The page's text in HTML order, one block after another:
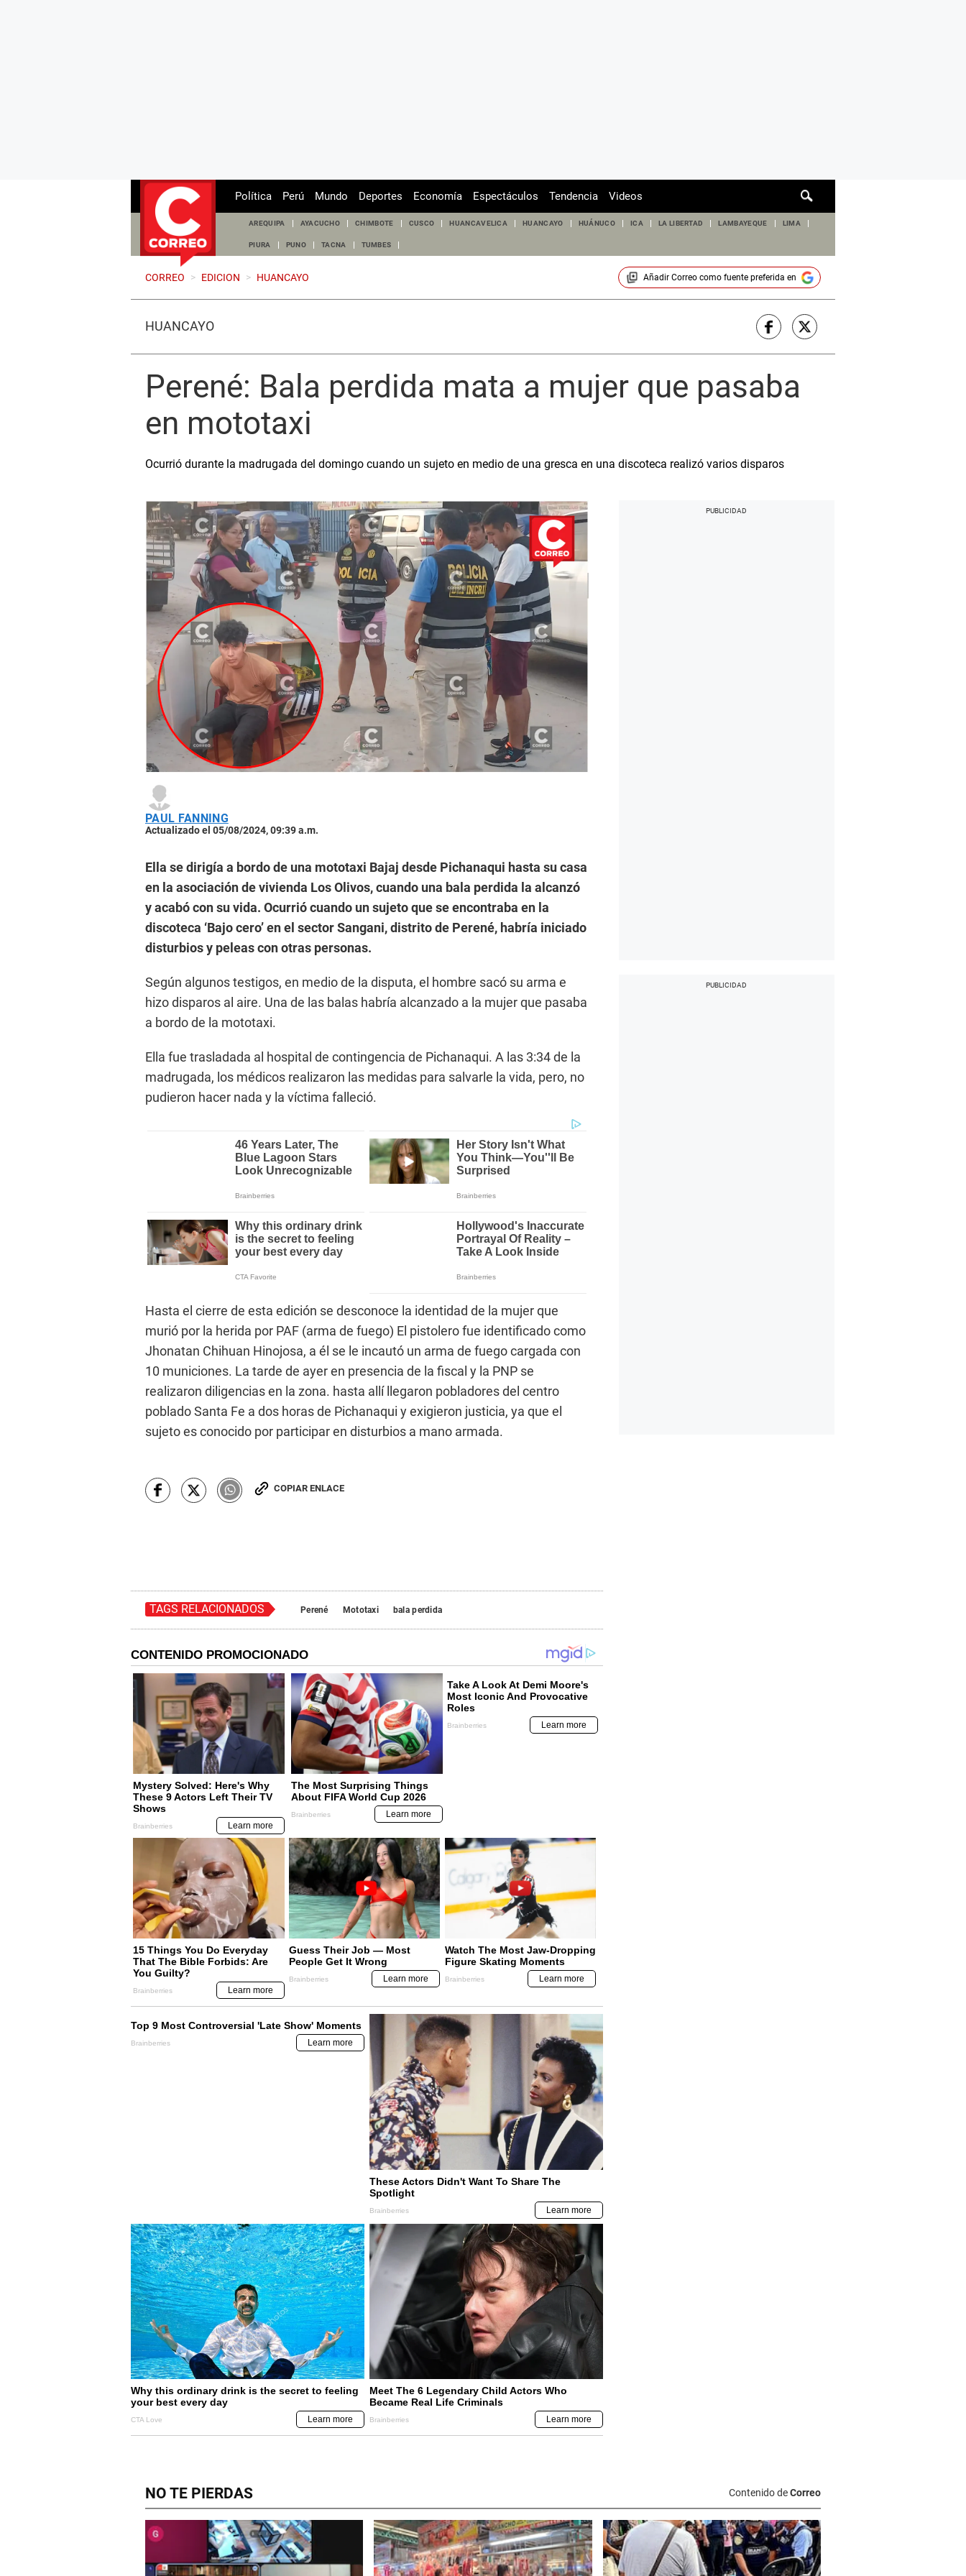
de
Política Perú Mundo Deportes Economía Espectáculos Tendencia Videos
AREQUIPA AYACUCHO CHIMBOTE CUSCO HUANCAVELICA HUANCAYO HUÁNUCO ICA LA LIBERTAD LAMBAYEQUE LIMA
PIURA PUNO TACNA TUMBES
CORREO > EDICION > HUANCAYO Añadir Correocomo fuente preferida en
HUANCAYO
Perené: Bala perdida mata a mujer que pasaba
en mototaxi
Ocurrió durante la madrugada del domingo cuando un sujeto en medio de una gresca en una discoteca realizó varios disparos
PAUL FANNING
Actualizado el 05/08/2024, 09:39 a.m.
Ella se dirigía a bordo de una mototaxi Bajaj desde Pichanaqui hasta su casa
en la asociación de vivienda Los Olivos, cuando una bala perdida la alcanzó
y acabó con su vida. Ocurrió cuando un sujeto que se encontraba en la
discoteca ‘Bajo cero’ en el sector Sangani, distrito de Perené, habría iniciado
disturbios y peleas con otras personas.
Según algunos testigos, en medio de la disputa, el hombre sacó su arma e
hizo disparos al aire. Una de las balas habría alcanzado a la mujer que pasaba
a bordo de la mototaxi.
Ella fue trasladada al hospital de contingencia de Pichanaqui. A las 3:34 de la
madrugada, los médicos realizaron las medidas para salvarle la vida, pero, no
pudieron hacer nada y la víctima falleció.
Hasta el cierre de esta edición se desconoce la identidad de la mujer que
murió por la herida por PAF (arma de fuego) El pistolero fue identificado como
Jhonatan Chihuan Hinojosa, a él se le incautó un arma de fuego cargada con
10 municiones. La tarde de ayer en presencia de la fiscal y la PNP se
realizaron diligencias en la zona. hasta allí llegaron pobladores del centro
poblado Santa Fe a dos horas de Pichanaqui y exigieron justicia, ya que el
sujeto es conocido por participar en disturbios a mano armada.
COPIAR ENLACE
TAGS RELACIONADOS Perené Mototaxi bala perdida
NO TE PIERDAS Contenido deCorreo